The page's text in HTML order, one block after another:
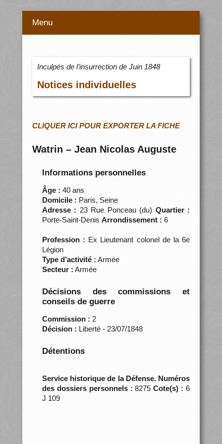
Menu
Inculpés de l’insurrection de Juin 1848
Notices individuelles
CLIQUER ICI POUR EXPORTER LA FICHE
Watrin – Jean Nicolas Auguste
Informations personnelles
Âge : 40 ans
Domicile : Paris, Seine
Adresse : 23 Rue Ponceau (du) Quartier :
Porte-Saint-Denis Arrondissement : 6
Profession : Ex Lieutenant colonel de la 6e
Légion
Type d’activité : Armée
Secteur : Armée
Décisions des commissions et
conseils de guerre
Commission : 2
Décision : Liberté - 23/07/1848
Détentions
Service historique de la Défense. Numéros
des dossiers personnels :8275Cote(s) : 6
J 109